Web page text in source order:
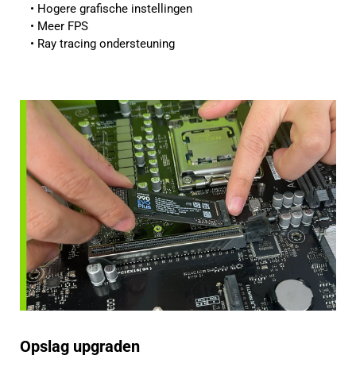
Hogere grafische instellingen
Meer FPS
Ray tracing ondersteuning
Opslag upgraden